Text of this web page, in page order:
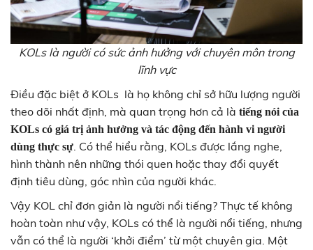
KOLs là người có sức ảnh hưởng với chuyên môn trong
lĩnh vực
Điều đặc biệt ở KOLs là họ không chỉ sở hữu lượng người
theo dõi nhất định, mà quan trọng hơn cả là tiếng nói của
KOLs có giá trị ảnh hưởng và tác động đến hành vi người
dùng thực sự. Có thể hiểu rằng, KOLs được lắng nghe,
hình thành nên những thói quen hoặc thay đổi quyết
định tiêu dùng, góc nhìn của người khác.
Vậy KOL chỉ đơn giản là người nổi tiếng? Thực tế không
hoàn toàn như vậy, KOLs có thể là người nổi tiếng, nhưng
vẫn có thể là người ‘khởi điểm’ từ một chuyên gia. Một